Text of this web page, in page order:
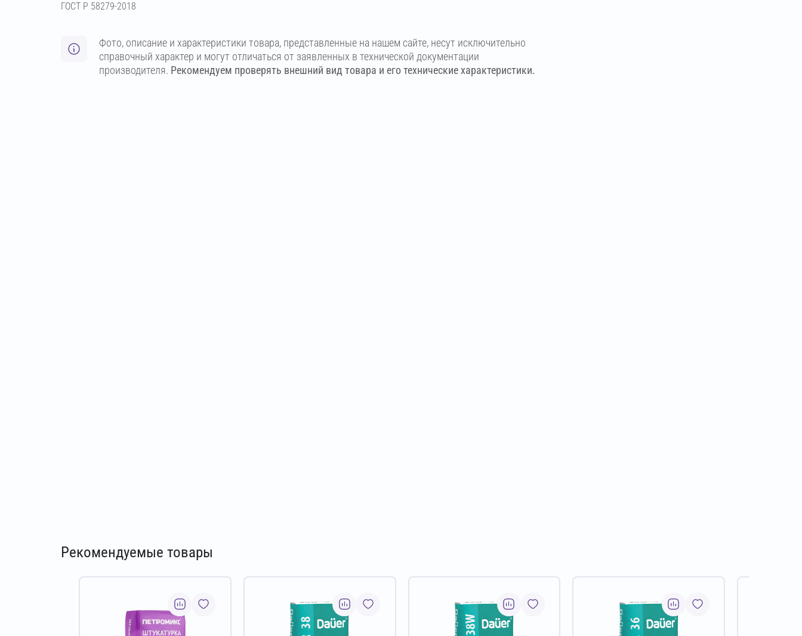
ГОСТ Р 58279-2018
Фото, описание и характеристики товара, представленные на нашем сайте, несут исключительно
справочный характер и могут отличаться от заявленных в технической документации
производителя. Рекомендуем проверять внешний вид товара и его технические характеристики.
Рекомендуемые товары